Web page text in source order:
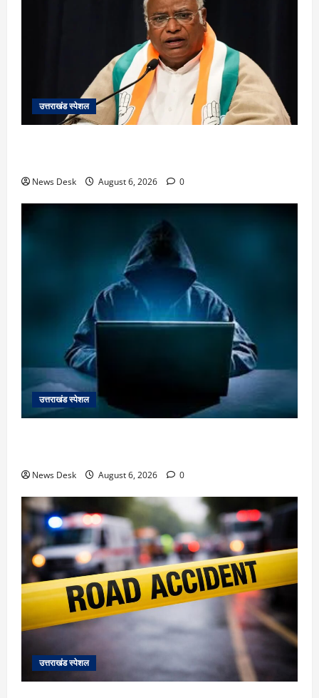
उत्तराखंड स्पेशल
News Desk August 6, 2026 0
उत्तराखंड स्पेशल
News Desk August 6, 2026 0
उत्तराखंड स्पेशल